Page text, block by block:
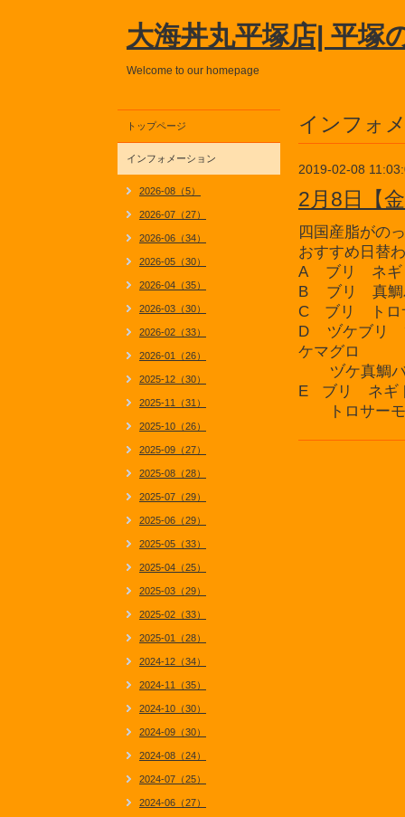
大海丼丸平塚店| 平塚
Welcome to our homepage
インフォ
2019-02-08
2月8日【
四国産脂がの
おすすめ日替
A ブリ ネギ
B ブリ 真鯛
C ブリ トロ
D ヅケブリ
ケマグロ
ヅケ真鯛
E ブリ ネギ
トロサーモ
トップページ
インフォメーション
2026-08（5）
2026-07（27）
2026-06（34）
2026-05（30）
2026-04（35）
2026-03（30）
2026-02（33）
2026-01（26）
2025-12（30）
2025-11（31）
2025-10（26）
2025-09（27）
2025-08（28）
2025-07（29）
2025-06（29）
2025-05（33）
2025-04（25）
2025-03（29）
2025-02（33）
2025-01（28）
2024-12（34）
2024-11（35）
2024-10（30）
2024-09（30）
2024-08（24）
2024-07（25）
2024-06（27）